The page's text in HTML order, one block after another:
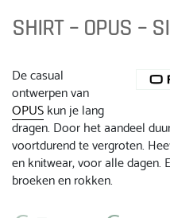
SHIRT – OPUS –
De casual
ontwerpen van
OPUSkun je lang
dragen. Door het aandeel
voortdurend te vergroten.
en knitwear, voor alle dagen.
broeken en rokken.